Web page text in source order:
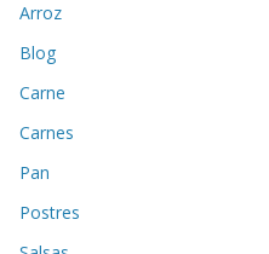
Arroz
Blog
Carne
Carnes
Pan
Postres